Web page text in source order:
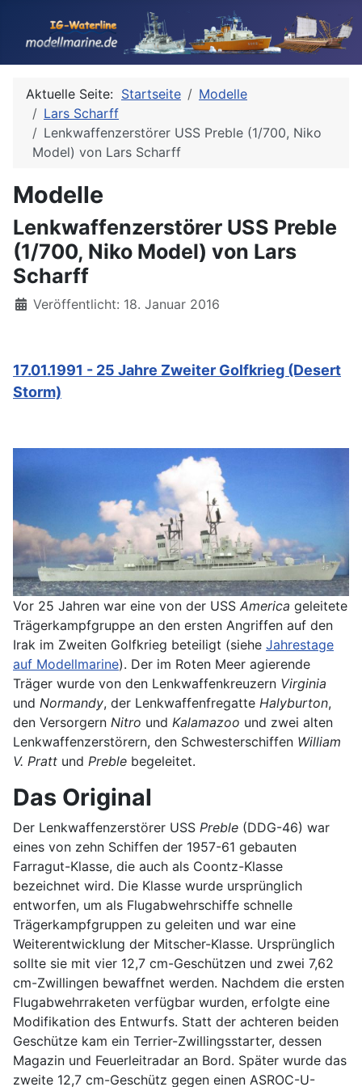
Aktuelle Seite: Startseite
Modelle
Lars Scharff
Lenkwaffenzerstörer USS Preble (1/700, Niko
Model) von Lars Scharff
Modelle
Lenkwaffenzerstörer USS Preble
(1/700, Niko Model) von Lars
Scharff
Details
Veröffentlicht: 18. Januar 2016
17.01.1991 - 25 Jahre Zweiter Golfkrieg (Desert
Storm)
Vor 25 Jahren war eine von der USS America geleitete
Trägerkampfgruppe an den ersten Angriffen auf den
Irak im Zweiten Golfkrieg beteiligt (siehe Jahrestage
auf Modellmarine). Der im Roten Meer agierende
Träger wurde von den Lenkwaffenkreuzern Virginia
und Normandy, der Lenkwaffenfregatte Halyburton,
den Versorgern Nitro und Kalamazoo und zwei alten
Lenkwaffenzerstörern, den Schwesterschiffen William
V. Pratt und Preble begeleitet.
Das Original
Der Lenkwaffenzerstörer USS Preble (DDG-46) war
eines von zehn Schiffen der 1957-61 gebauten
Farragut-Klasse, die auch als Coontz-Klasse
bezeichnet wird. Die Klasse wurde ursprünglich
entworfen, um als Flugabwehrschiffe schnelle
Trägerkampfgruppen zu geleiten und war eine
Weiterentwicklung der Mitscher-Klasse. Ursprünglich
sollte sie mit vier 12,7 cm-Geschützen und zwei 7,62
cm-Zwillingen bewaffnet werden. Nachdem die ersten
Flugabwehrraketen verfügbar wurden, erfolgte eine
Modifikation des Entwurfs. Statt der achteren beiden
Geschütze kam ein Terrier-Zwillingsstarter, dessen
Magazin und Feuerleitradar an Bord. Später wurde das
zweite 12,7 cm-Geschütz gegen einen ASROC-U-